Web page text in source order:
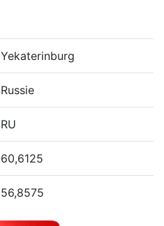
Yekaterinburg
Russie
RU
60,6125
56,8575